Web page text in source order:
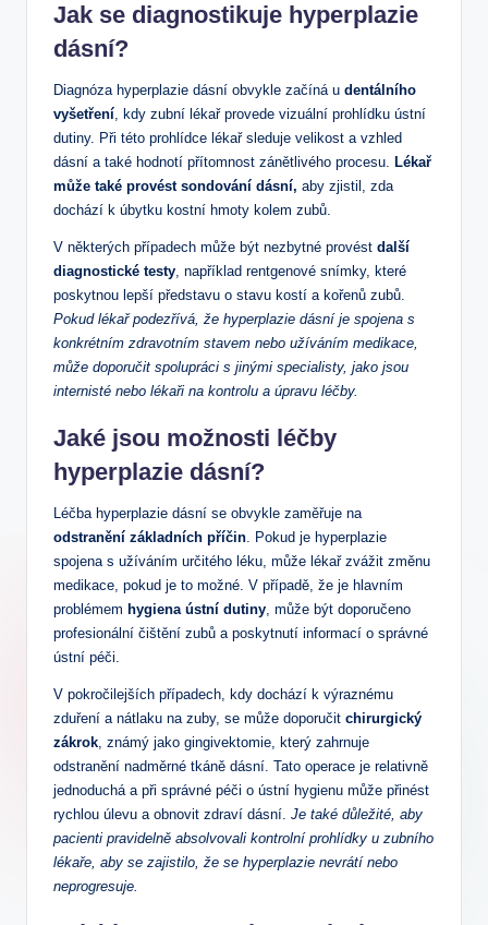
Jak se diagnostikuje hyperplazie
dásní?
Diagnóza hyperplazie dásní obvykle začíná u dentálního
vyšetření, kdy zubní lékař provede vizuální prohlídku ústní
dutiny. Při této prohlídce lékař sleduje velikost a vzhled
dásní a také hodnotí přítomnost zánětlivého procesu. Lékař
může také provést sondování dásní, aby zjistil, zda
dochází k úbytku kostní hmoty kolem zubů.
V některých případech může být nezbytné provést další
diagnostické testy, například rentgenové snímky, které
poskytnou lepší představu o stavu kostí a kořenů zubů.
Pokud lékař podezřívá, že hyperplazie dásní je spojena s
konkrétním zdravotním stavem nebo užíváním medikace,
může doporučit spolupráci s jinými specialisty, jako jsou
internisté nebo lékaři na kontrolu a úpravu léčby.
Jaké jsou možnosti léčby
hyperplazie dásní?
Léčba hyperplazie dásní se obvykle zaměřuje na
odstranění základních příčin. Pokud je hyperplazie
spojena s užíváním určitého léku, může lékař zvážit změnu
medikace, pokud je to možné. V případě, že je hlavním
problémem hygiena ústní dutiny, může být doporučeno
profesionální čištění zubů a poskytnutí informací o správné
ústní péči.
V pokročilejších případech, kdy dochází k výraznému
zduření a nátlaku na zuby, se může doporučit chirurgický
zákrok, známý jako gingivektomie, který zahrnuje
odstranění nadměrné tkáně dásní. Tato operace je relativně
jednoduchá a při správné péči o ústní hygienu může přinést
rychlou úlevu a obnovit zdraví dásní. Je také důležité, aby
pacienti pravidelně absolvovali kontrolní prohlídky u zubního
lékaře, aby se zajistilo, že se hyperplazie nevrátí nebo
neprogresuje.